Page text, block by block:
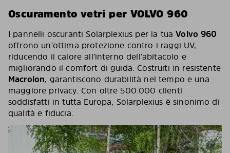
Oscuramento vetri per VOLVO 960
I pannelli oscuranti Solarplexius per la tuaVolvo 960
offrono un’ottima protezione contro i raggi UV,
riducendo il calore all’interno dell’abitacolo e
migliorando il comfort di guida. Costruiti in resistente
Macrolon, garantiscono durabilità nel tempo e una
maggiore privacy. Con oltre 500.000 clienti
soddisfatti in tutta Europa, Solarplexius è sinonimo di
qualità e fiducia.